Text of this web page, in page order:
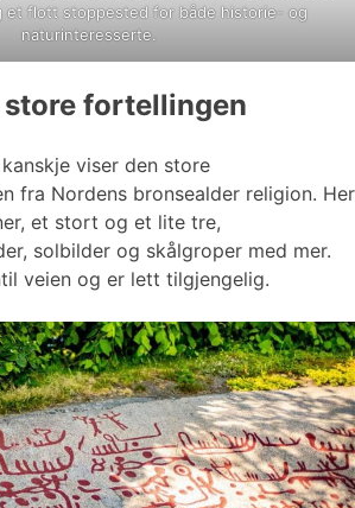
et flott stoppested for både historie- og
naturinteresserte.
store fortellingen
viser den store
fra Nordens bronsealder religion. Her
et stort og et lite tre,
solbilder og skålgroper med mer.
veien og er lett tilgjengelig.